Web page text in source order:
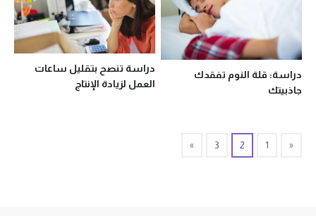
دراسة: قلة النوم تفقدك
جاذبيتك
دراسة تنصح بتقليل ساعات
العمل لزيادة الإنتاج
«
1
2
3
»